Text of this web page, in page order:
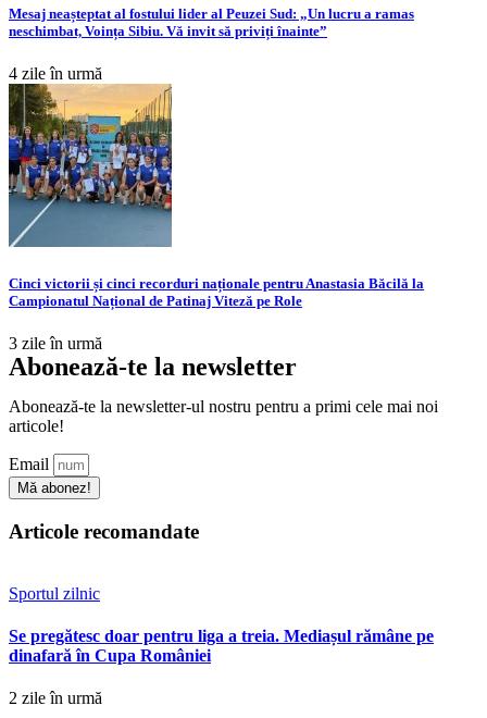
Mesaj neașteptat al fostului lider al Peuzei Sud: „Un lucru a ramas
neschimbat, Voința Sibiu. Vă invit să priviți înainte”
4 zile în urmă
Cinci victorii și cinci recorduri naționale pentru Anastasia Băcilă la
Campionatul Național de Patinaj Viteză pe Role
3 zile în urmă
Abonează-te la newsletter
Abonează-te la newsletter-ul nostru pentru a primi cele mai noi
articole!
Email
Mă abonez!
Articole recomandate
Sportul zilnic
Se pregătesc doar pentru liga a treia. Mediașul rămâne pe
dinafară în Cupa României
2 zile în urmă